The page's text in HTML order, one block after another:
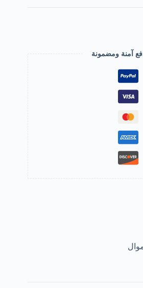
آمنة ومضمونة